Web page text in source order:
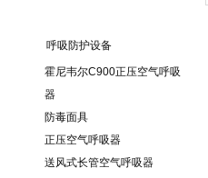
呼吸防护设备
霍尼韦尔C900正压空气呼吸
器
防毒面具
正压空气呼吸器
送风式长管空气呼吸器